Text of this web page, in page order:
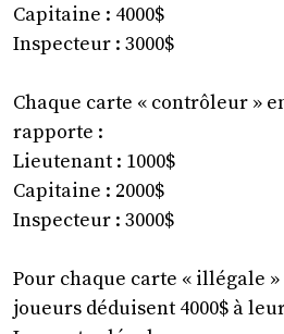
Capitaine : 4000$
Inspecteur : 3000$
Chaque carte « contrôleur »
rapporte :
Lieutenant : 1000$
Capitaine : 2000$
Inspecteur : 3000$
Pour chaque carte « illégale
joueurs déduisent 4000$ à